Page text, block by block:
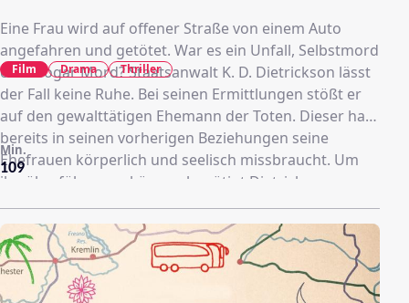
Eine Frau wird auf offener Straße von einem Auto
angefahren und getötet. War es ein Unfall, Selbstmord
oder sogar Mord? Staatsanwalt K. D. Dietrickson lässt
der Fall keine Ruhe. Bei seinen Ermittlungen stößt er
auf den gewalttätigen Ehemann der Toten. Dieser hat
bereits in seinen vorherigen Beziehungen seine
Ehefrauen körperlich und seelisch missbraucht. Um
ihn überführen zu können benötigt Dietrickson
dringend eine Zeugin und bittet die Ex-Frauen um
Mithilfe. Schließlich erklärt sich Hedda bereit, gegen
ihren ehemaligen Peiniger auszusagen. Ein schwerer
Schritt, denn noch immer leidet sie unter den
Spätfolgen der Misshandlungen...
109
Min.
Film Drama Thriller